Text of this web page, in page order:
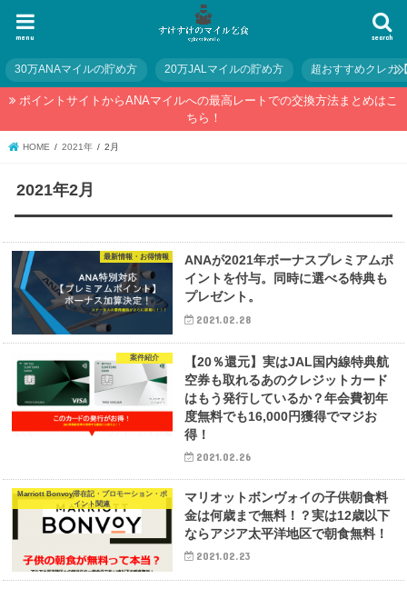
search
menu
30万ANAマイルの貯め方 20万JALマイルの貯め方 超おすすめクレカ
ポイントサイトからANAマイルへの最高レートでの交換方法まとめはこ
ちら！
HOME 2021年 2月
2021年2月
最新情報・お得情報
ANAが2021年ボーナスプレミアムポ
イントを付与。同時に選べる特典も
プレゼント。
2021.02.28
案件紹介
【20％還元】実はJAL国内線特典航
空券も取れるあのクレジットカード
はもう発行しているか？年会費初年
度無料でも16,000円獲得でマジお
得！
2021.02.26
Marriott Bonvoy滞在記・プロモーション・ポ
イント関連
マリオットボンヴォイの子供朝食料
金は何歳まで無料！？実は12歳以下
ならアジア太平洋地区で朝食無料！
2021.02.23